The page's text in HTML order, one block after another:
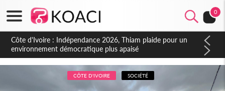
0
Côte d'Ivoire : Concours INFAS 2026, les convocations
seront disponibles à compter du samedi
CÔTE D'IVOIRE SOCIÉTÉ